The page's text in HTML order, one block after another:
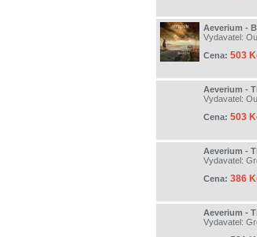
Aeverium -
Vydavatel:
Cena: 503
Aeverium -
Vydavatel:
Cena: 503
Aeverium -
Vydavatel:
Cena: 386
Aeverium -
Vydavatel: